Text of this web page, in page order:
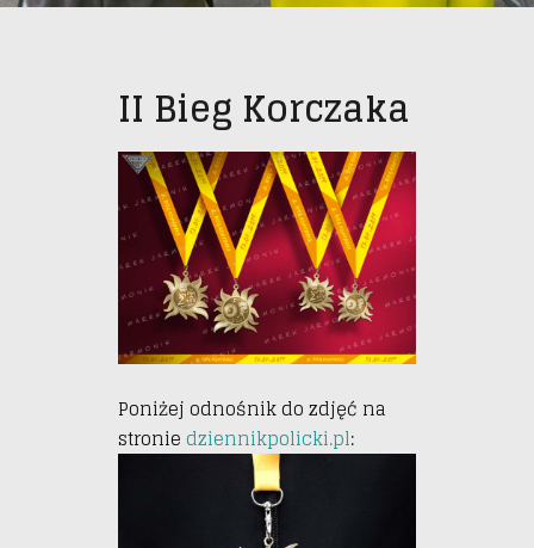
II Bieg Korczaka
Poniżej odnośnik do zdjęć na
stronie dziennikpolicki.pl: